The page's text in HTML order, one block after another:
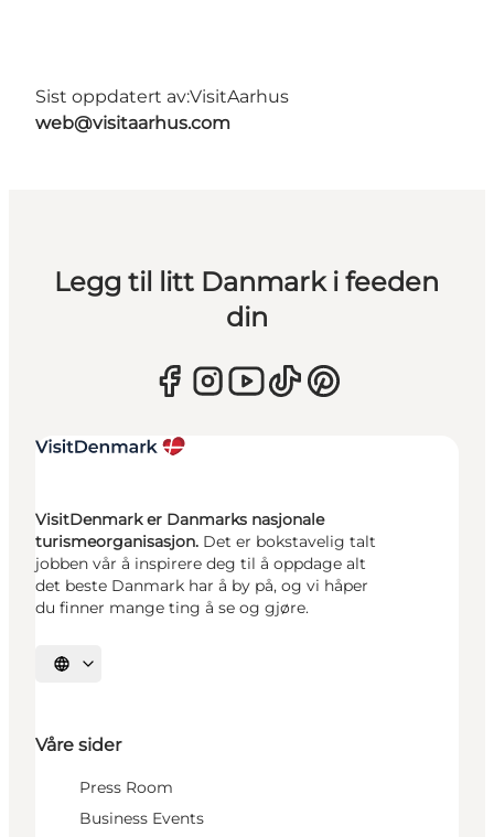
Sist oppdatert av:VisitAarhus
web@visitaarhus.com
Legg til litt Danmark i feeden
din
VisitDenmark er Danmarks nasjonale
turismeorganisasjon. Det er bokstavelig talt
jobben vår å inspirere deg til å oppdage alt
det beste Danmark har å by på, og vi håper
du finner mange ting å se og gjøre.
Velg språk
Våre sider
Press Room
Business Events